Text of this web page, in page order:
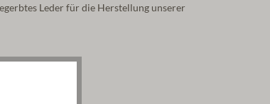
Leder für die Herstellung unserer